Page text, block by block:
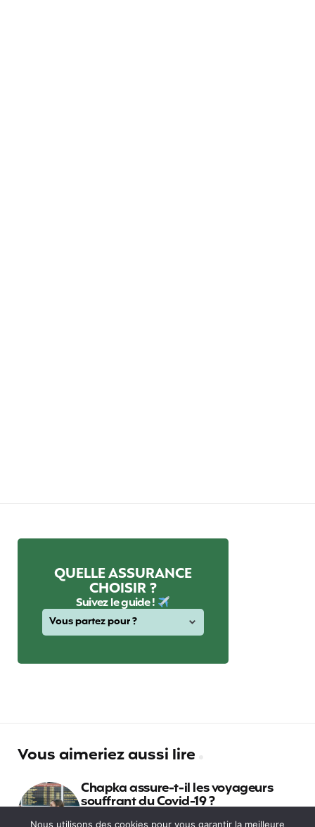
QUELLE ASSURANCE
CHOISIR ?
Suivez le guide !
Vous aimeriez aussi lire
Chapka assure-t-il les voyageurs
souffrant du Covid-19 ?
Nous utilisons des cookies pour vous garantir la meilleure